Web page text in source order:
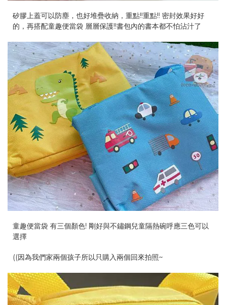
矽膠上蓋可以防塵，也好堆疊收納，重點!!重點!! 密封效果好好
的，再搭配童趣便當袋 層層保護!!書包內的書本都不怕沾汁了
童趣便當袋 有三個顏色! 剛好與不鏽鋼兒童隔熱碗呼應三色可以
選擇
((因為我們家兩個孩子所以只購入兩個回來拍照~